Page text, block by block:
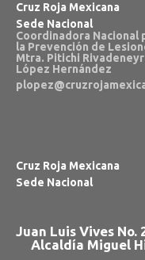
Cruz Roja Mexicana
Sede Nacional
Coordinadora Nacional
la Prevención de
Mtra. Pitichi
López Hernández
Cruz Roja Mexicana
Sede Nacional
Juan Luis Vives No.
Alcaldía Miguel